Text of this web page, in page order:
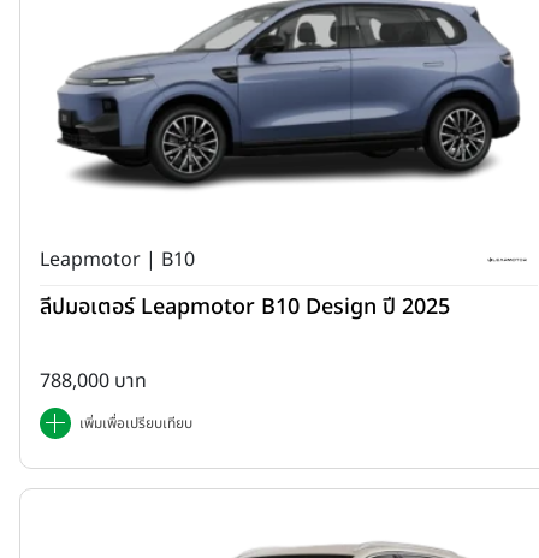
Leapmotor | B10
ลีปมอเตอร์ Leapmotor B10 Design ปี 2025
788,000 บาท
เพิ่มเพื่อเปรียบเทียบ